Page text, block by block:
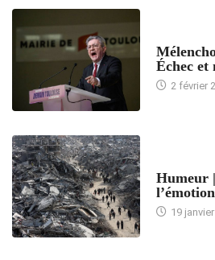
Échec et
2 février
Humeur
l’émotion
19